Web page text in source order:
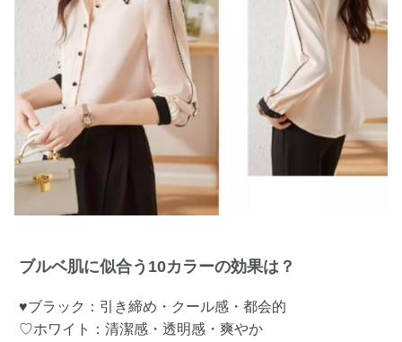
ブルベ肌に似合う10カラーの効果は？
♥ブラック：引き締め・クール感・都会的
♡ホワイト：清潔感・透明感・爽やか